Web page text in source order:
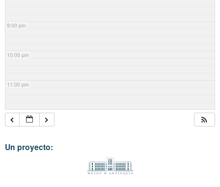
9:00 pm
10:00 pm
11:00 pm
Un proyecto: